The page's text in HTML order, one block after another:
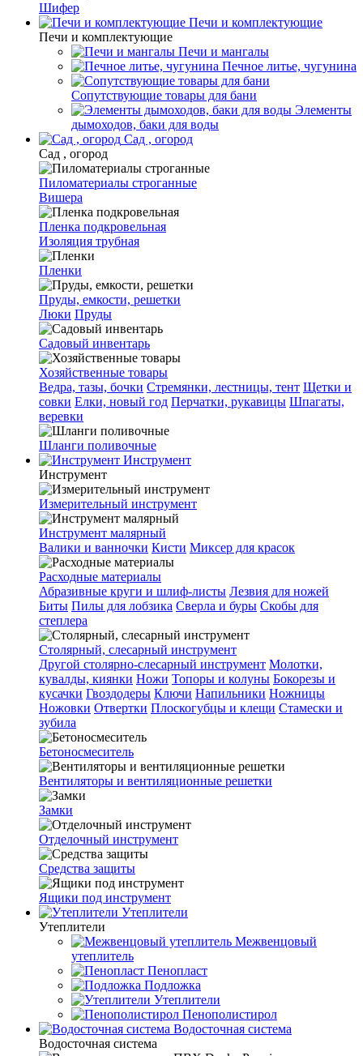
Шифер
Печи и комплектующие
Печи и комплектующие
Печи и мангалы
Печное литье, чугунина
Сопутствующие товары для бани
Элементы
дымоходов, баки для воды
Сад , огород
Сад , огород
Пиломатериалы строганные
Вишера
Пленка подкровельная
Изоляция трубная
Пленки
Пруды, емкости, решетки
Люки Пруды
Садовый инвентарь
Хозяйственные товары
Ведра, тазы, бочки Стремянки, лестницы, тент Щетки и
совки Елки, новый год Перчатки, рукавицы Шпагаты,
веревки
Шланги поливочные
Инструмент
Инструмент
Измерительный инструмент
Инструмент малярный
Валики и ванночки Кисти Миксер для красок
Расходные материалы
Абразивные круги и шлиф-листы Лезвия для ножей
Биты Пилы для лобзика Сверла и буры Скобы для
степлера
Столярный, слесарный инструмент
Другой столярно-слесарный инструмент Молотки,
кувалды, киянки Ножи Топоры и колуны Бокорезы и
кусачки Гвоздодеры Ключи Напильники Ножницы
Ножовки Отвертки Плоскогубцы и клещи Стамески и
зубила
Бетоносмеситель
Вентиляторы и вентиляционные решетки
Замки
Отделочный инструмент
Средства защиты
Ящики под инструмент
Утеплители
Утеплители
Межвенцовый
утеплитель
Пенопласт
Подложка
Утеплители
Пенополистирол
Водосточная система
Водосточная система